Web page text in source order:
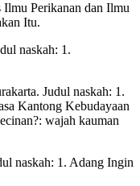
Perikanan dan Ilmu
Itu.
naskah: 1.
Judul naskah: 1.
Kantong Kebudayaan
wajah kauman
naskah: 1. Adang Ingin